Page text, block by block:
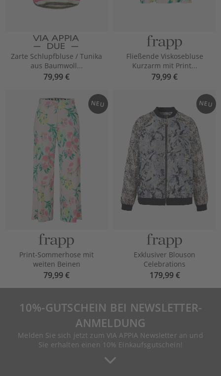
Zarte Schlupfbluse / Tunika
aus Baumwoll...
79,99 €
Fließende Viskosebluse
Kurzarm mit Print...
79,99 €
NEU
Print-Sommerhose mit
weiten Beinen
79,99 €
NEU
Exklusiver Blouson
Celebrations
179,99 €
10%-GUTSCHEIN BEI NEWSLETTER-
ANMELDUNG
Melden Sie sich jetzt zum VIA APPIA Newsletter an und
Sie erhalten einen 10% Einkaufsgutschein!